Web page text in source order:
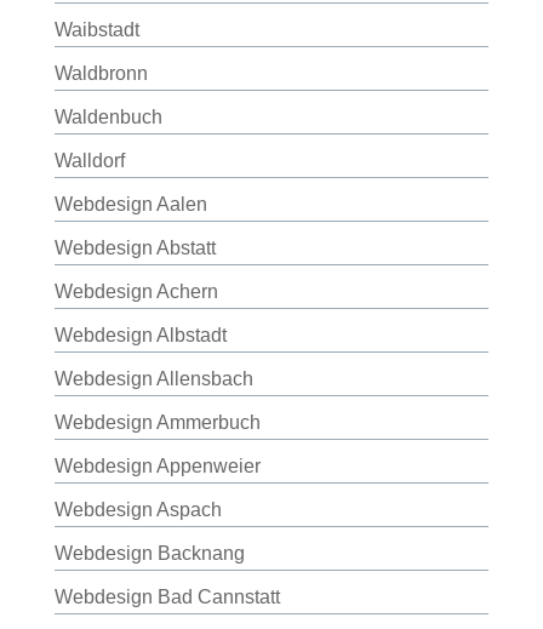
Waibstadt
Waldbronn
Waldenbuch
Walldorf
Webdesign Aalen
Webdesign Abstatt
Webdesign Achern
Webdesign Albstadt
Webdesign Allensbach
Webdesign Ammerbuch
Webdesign Appenweier
Webdesign Aspach
Webdesign Backnang
Webdesign Bad Cannstatt